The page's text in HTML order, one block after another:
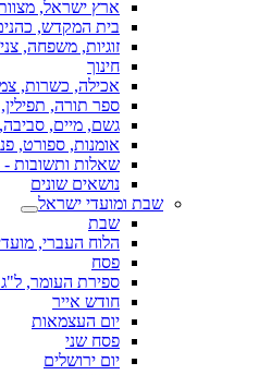
ארץ ישראל,
בית המקדש,
זוגיות, משפחה,
חינוך
אכילה, כשרות,
ספר תורה, תפילין,
גשם, מיים, סביבה,
אומנות, ספורט,
שאלות ותשובות
נושאים שונים
שבת ומועדי ישראל
שבת
הלוח העברי,
פסח
ספירת העומר,
חודש אייר
יום העצמאות
פסח שני
יום ירושלים